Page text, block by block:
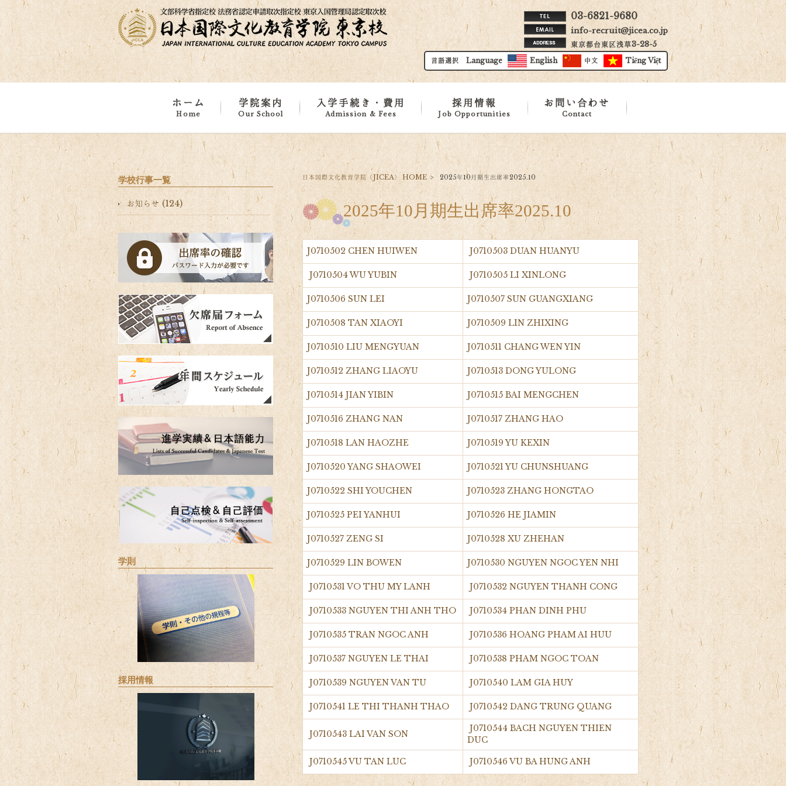
03-6821-9680
info-recruit@jicea.co.jp
東京都台東区浅草3-28-5
言語選択 Language English 中文 Tiếng Việt
ホーム
Home
学院案内
Our School
学院概要
学校・施設紹介
浅草・地域紹介
海外事務所
入学手続き・費用
Admission & Fees
カリキュラム
留学申請基準
費用
ダウンロード
採用情報
Job Opportunities
お問い合わせ
Contact
日本国際文化教育学院（JICEA） HOME > 2025年10月期生出席率2025.10
2025年10月期生出席率2025.10
J0710502 CHEN HUIWEN J0710503 DUAN HUANYU
J0710504 WU YUBIN J0710505 LI XINLONG
J0710506 SUN LEI J0710507 SUN GUANGXIANG
J0710508 TAN XIAOYI J0710509 LIN ZHIXING
J0710510 LIU MENGYUAN J0710511 CHANG WEN YIN
J0710512 ZHANG LIAOYU J0710513 DONG YULONG
J0710514 JIAN YIBIN J0710515 BAI MENGCHEN
J0710516 ZHANG NAN J0710517 ZHANG HAO
J0710518 LAN HAOZHE J0710519 YU KEXIN
J0710520 YANG SHAOWEI J0710521 YU CHUNSHUANG
J0710522 SHI YOUCHEN J0710523 ZHANG HONGTAO
J0710525 PEI YANHUI J0710526 HE JIAMIN
J0710527 ZENG SI J0710528 XU ZHEHAN
J0710529 LIN BOWEN J0710530 NGUYEN NGOC YEN NHI
J0710531 VO THU MY LANH J0710532 NGUYEN THANH CONG
J0710533 NGUYEN THI ANH THO J0710534 PHAN DINH PHU
J0710535 TRAN NGOC ANH J0710536 HOANG PHAM AI HUU
J0710537 NGUYEN LE THAI J0710538 PHAM NGOC TOAN
J0710539 NGUYEN VAN TU J0710540 LAM GIA HUY
J0710541 LE THI THANH THAO J0710542 DANG TRUNG QUANG
J0710543 LAI VAN SON
J0710544 BACH NGUYEN THIEN
DUC
J0710545 VU TAN LUC J0710546 VU BA HUNG ANH
学校行事一覧
お知らせ (124)
学則
採用情報